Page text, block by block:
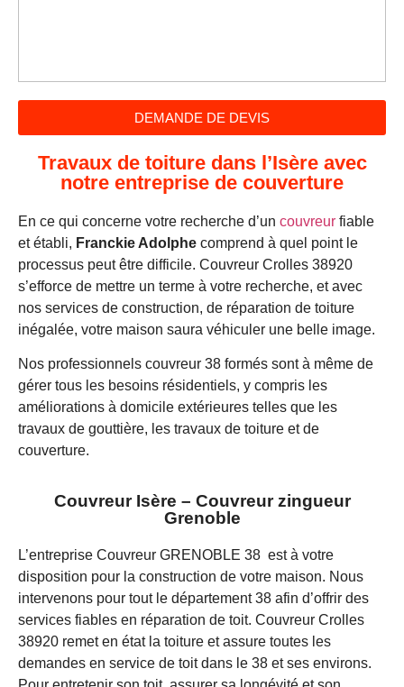
DEMANDE DE DEVIS
Travaux de toiture dans l’Isère avec
notre entreprise de couverture
En ce qui concerne votre recherche d’un couvreur fiable
et établi, Franckie Adolphe comprend à quel point le
processus peut être difficile. Couvreur Crolles 38920
s’efforce de mettre un terme à votre recherche, et avec
nos services de construction, de réparation de toiture
inégalée, votre maison saura véhiculer une belle image.
Nos professionnels couvreur 38 formés sont à même de
gérer tous les besoins résidentiels, y compris les
améliorations à domicile extérieures telles que les
travaux de gouttière, les travaux de toiture et de
couverture.
Couvreur Isère – Couvreur zingueur
Grenoble
L’entreprise Couvreur GRENOBLE 38 est à votre
disposition pour la construction de votre maison. Nous
intervenons pour tout le département 38 afin d’offrir des
services fiables en réparation de toit. Couvreur Crolles
38920 remet en état la toiture et assure toutes les
demandes en service de toit dans le 38 et ses environs.